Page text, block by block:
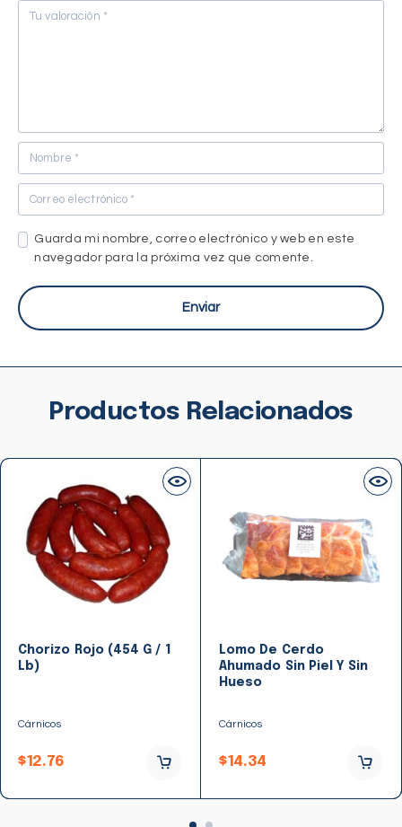
Guarda mi nombre, correo electrónico y web en este
navegador para la próxima vez que comente.
Productos Relacionados
Chorizo Rojo (454 G / 1
Lb)
Cárnicos
$12.76
Lomo De Cerdo
Ahumado Sin Piel Y Sin
Hueso
Cárnicos
$14.34